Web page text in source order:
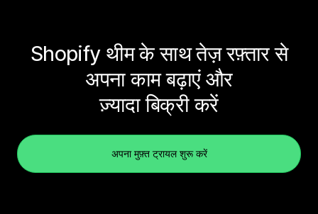
Shopify थीम के साथ तेज़ रफ़्तार से
अपना काम बढ़ाएं और
ज़्यादा बिक्री करें
अपना मुफ़्त ट्रायल शुरू करें